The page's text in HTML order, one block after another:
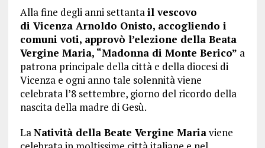
Alla fine degli anni settantail vescovo
di Vicenza Arnoldo Onisto, accogliendo i
comuni voti, approvò l’elezione della Beata
Vergine Maria, “Madonna di Monte Berico” a
patrona principale della città e della diocesi di
Vicenza e ogni anno tale solennità viene
celebrata l’8 settembre, giorno del ricordo della
nascita della madre di Gesù.
LaNatività della Beate Vergine Mariaviene